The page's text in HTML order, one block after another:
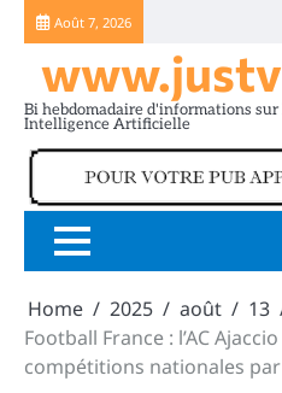
Skip
content
Août 7, 2026
Bi hebdomadaire d'informations sur
Intelligence Artificielle
Home 2025 août
13
Football France : l’AC
compétitions nationales par